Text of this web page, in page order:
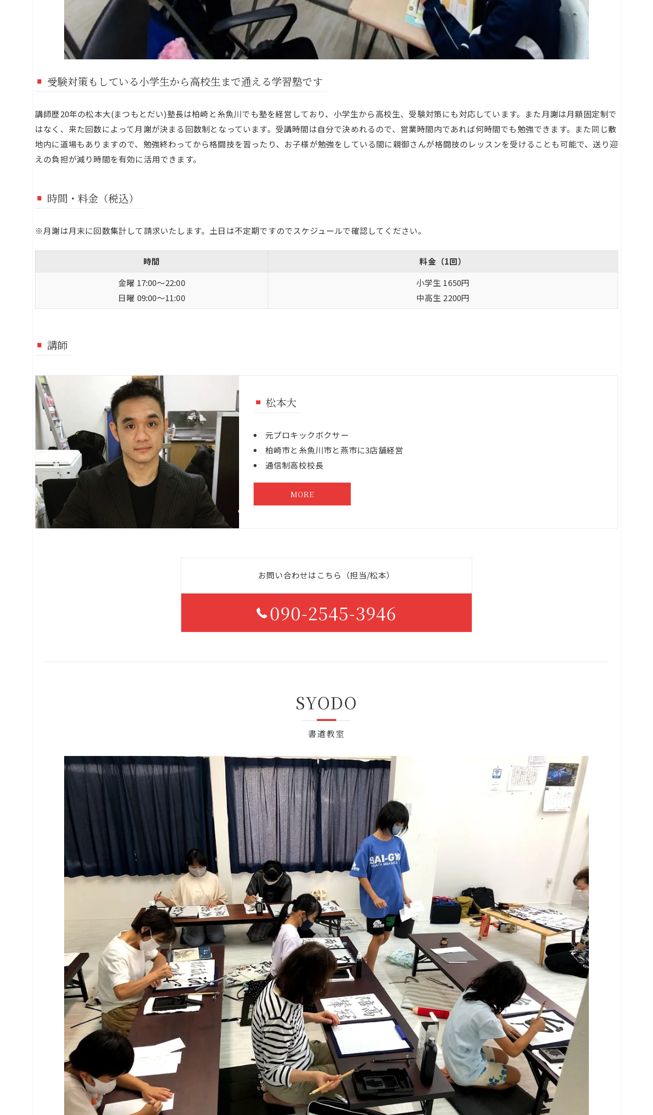
受験対策もしている小学生から高校生まで通える学習塾です
講師歴20年の松本大(まつもとだい)塾長は柏崎と糸魚川でも塾を経営しており、小学生から高校生、受験対策にも対応しています。また月謝は月額固定制で
はなく、来た回数によって月謝が決まる回数制となっています。受講時間は自分で決めれるので、営業時間内であれば何時間でも勉強できます。また同じ敷
地内に道場もありますので、勉強終わってから格闘技を習ったり、お子様が勉強をしている間に親御さんが格闘技のレッスンを受けることも可能で、送り迎
えの負担が減り時間を有効に活用できます。
時間・料金（税込）
※月謝は月末に回数集計して請求いたします。土日は不定期ですのでスケジュールで確認してください。
時間
料金（1回）
金曜 17:00～22:00
日曜 09:00～11:00
小学生 1650円
中高生 2200円
講師
松本大
元プロキックボクサー
柏崎市と糸魚川市と燕市に3店舗経営
通信制高校校長
MORE
お問い合わせはこちら（担当/松本）
090-2545-3946
書道教室
SYODO